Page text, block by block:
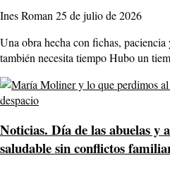
Ines Roman 25 de julio de 2026
Una obra hecha con fichas,
también necesita tiempo Hubo un
Noticias. Día de las abuelas y
saludable sin conflictos